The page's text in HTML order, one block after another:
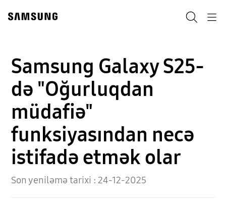
content
accessibility
Samsung Galaxy S25-
də "Oğurluqdan
müdafiə"
funksiyasından necə
istifadə etmək olar
Son yeniləmə tarixi :24-12-2025